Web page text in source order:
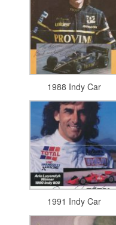
1988 Indy Car
1991 Indy Car